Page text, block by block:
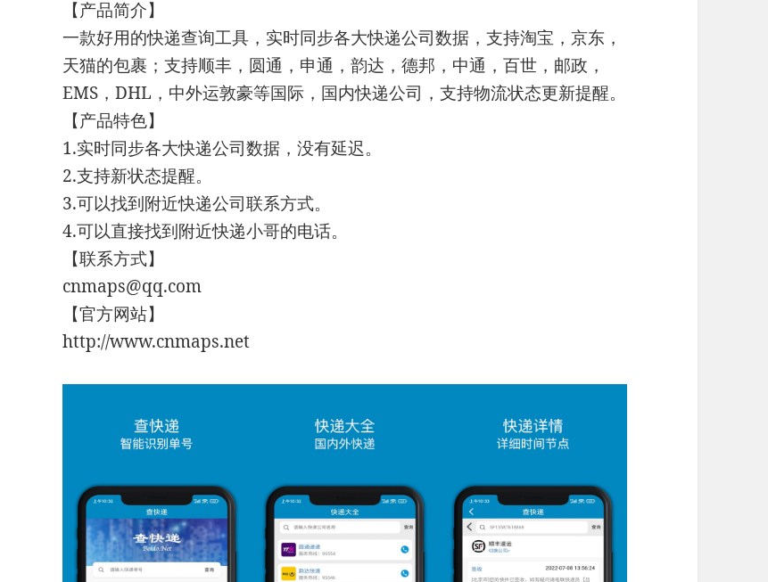
【产品简介】
一款好用的快递查询工具，实时同步各大快递公司数据，支持淘宝，京东，
天猫的包裹；支持顺丰，圆通，申通，韵达，德邦，中通，百世，邮政，
EMS，DHL，中外运敦豪等国际，国内快递公司，支持物流状态更新提醒。
【产品特色】
1.实时同步各大快递公司数据，没有延迟。
2.支持新状态提醒。
3.可以找到附近快递公司联系方式。
4.可以直接找到附近快递小哥的电话。
【联系方式】
cnmaps@qq.com
【官方网站】
http://www.cnmaps.net